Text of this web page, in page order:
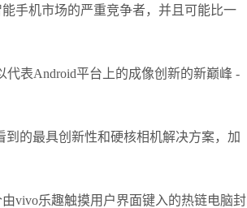
手机市场的严重竞争者，并且可能比一
表Android平台上的成像创新的新巅峰 -
到的最具创新性和硬核相机解决方案，加
vivo乐趣触摸用户界面键入的热链电脑封